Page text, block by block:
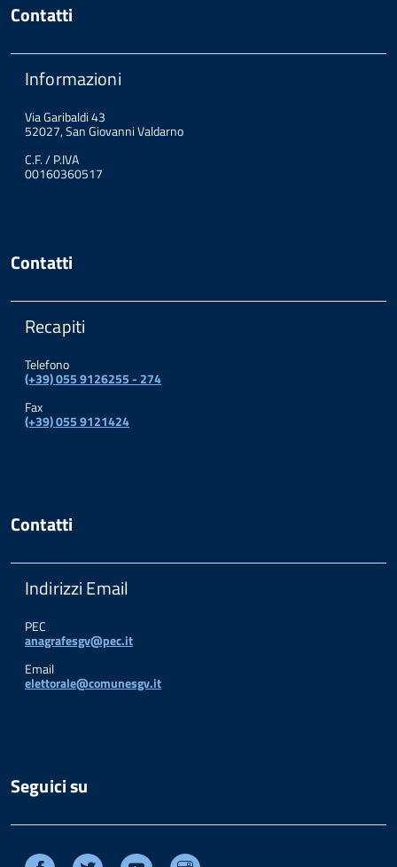
Contatti
Informazioni
Via Garibaldi 43
52027, San Giovanni Valdarno
C.F. / P.IVA
00160360517
Contatti
Recapiti
Telefono
(+39) 055 9126255 - 274
Fax
(+39) 055 9121424
Contatti
Indirizzi Email
PEC
anagrafesgv@pec.it
Email
elettorale@comunesgv.it
Seguici su
Facebook Twitter Youtube